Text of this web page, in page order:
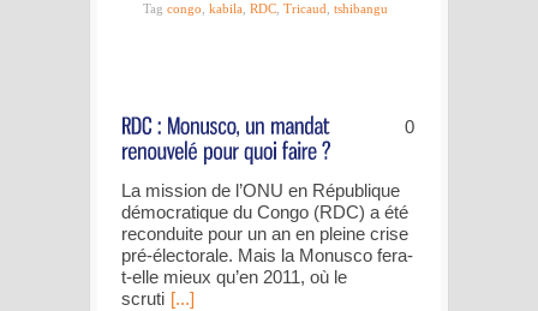
Tag congo, kabila, RDC, Tricaud, tshibangu
0
La mission de l’ONU en République
démocratique du Congo (RDC) a été
reconduite pour un an en pleine crise
pré-électorale. Mais la Monusco fera-
t-elle mieux qu’en 2011, où le
scruti [...]